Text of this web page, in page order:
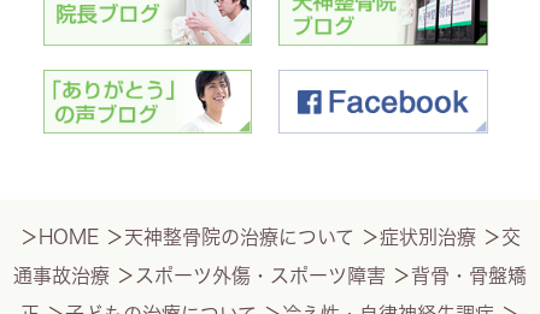
＞ HOME ＞天神整骨院の治療について ＞症状別治療 ＞交
通事故治療 ＞ スポーツ外傷・スポーツ障害 ＞背骨・骨盤矯